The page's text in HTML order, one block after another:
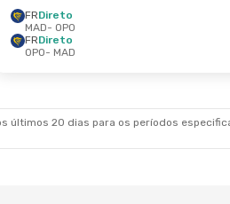
FRDireto
MAD- OPO
FRDireto
OPO- MAD
últimos 20 dias para os períodos